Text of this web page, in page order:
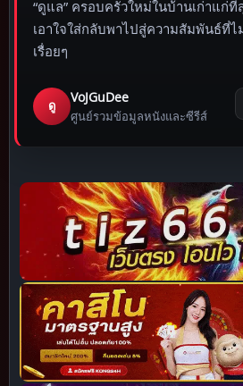
“ดูแล” ครอบครัวใหม่ในบ้านเก่าแก่
เอาใจใส่กลับพาไปสู่ความสัมพันธ์ที่
เรื่อยๆ
ดู
VoJGuDee
ศูนย์รวมข้อมูลหนังและซีรีส์